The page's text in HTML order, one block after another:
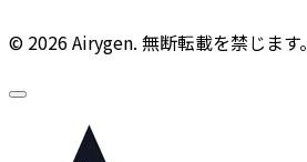
© 2026 Airygen. 無断転載を禁じます。